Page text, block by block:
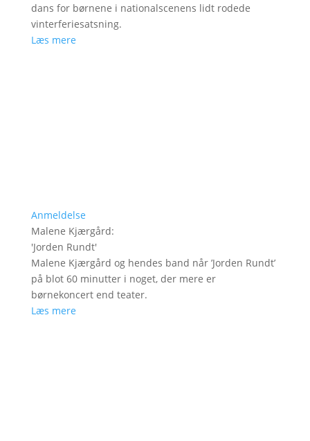
dans for børnene i nationalscenens lidt rodede
vinterferiesatsning.
Læs mere
Anmeldelse
Malene Kjærgård:
'Jorden Rundt'
Malene Kjærgård og hendes band når ’Jorden Rundt’
på blot 60 minutter i noget, der mere er
børnekoncert end teater.
Læs mere